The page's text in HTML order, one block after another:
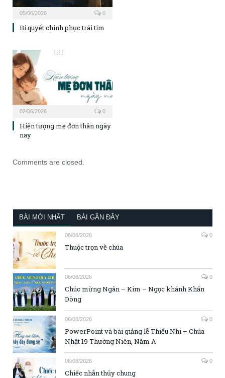
05/06/2026 0
Bí quyết chinh phục trái tim
02/06/2026 0
Hiện tượng mẹ đơn thân ngày
nay
Comments are closed.
BÀI MỚI NHẤT BÀI GẦN ĐÂY
06/08/2026 0
Thuộc trọn về chúa
06/08/2026 0
Chúc mừng Ngân – Kim – Ngọc khánh Khấn
Dòng
06/08/2026 0
PowerPoint và bài giảng lễ Thiếu Nhi – Chúa
Nhật 19 Thường Niên, Năm A
06/08/2026 0
Chiếc nhẫn thủy chung